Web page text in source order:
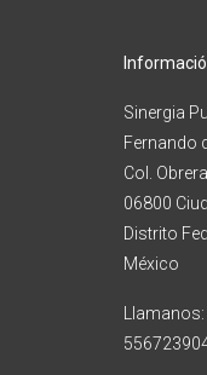
Sinergia
Fernando
Col. Obrera
06800
Distrito
México
Llamanos: